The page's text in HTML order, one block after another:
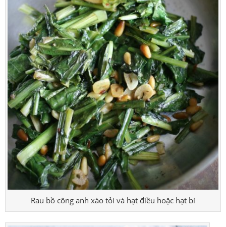
Rau bồ công anh xào tỏi và hạt điều hoặc hạt bí